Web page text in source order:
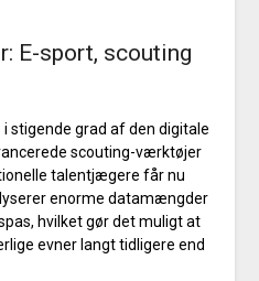
E-sport, scouting
stigende grad af den digitale
scouting-værktøjer
talentjægere får nu
enorme datamængder
hvilket gør det muligt at
evner langt tidligere end